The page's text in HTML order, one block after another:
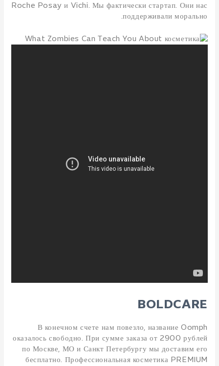
Roche Posay и Vichi. Мы фактически стартап. Они нас
поддерживали морально.
BOLDCARE
В конечном счете нам повезло, название Oomph
оказалось свободно. При сумме заказа от 2900 рублей
по Москве, МО и Санкт Петербургу мы доставим его
бесплатно. Профессиональная косметика PREMIUM